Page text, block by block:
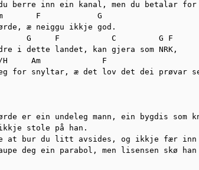
berre inn ein kanal, men du betalar
Am       F            G
æ neiggu ikkje god.
G     F           C         G F
i dette landet, kan gjera som NRK,
H     Am             F
for snyltar, æ det lov det dei prøvar
er ein undeleg mann, ein bygdis som
ikkje stole på han.
at bur du litt avsides, og ikkje fær inn
deg ein parabol, men lisensen skø